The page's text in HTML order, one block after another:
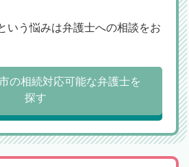
いう悩みは弁護士への相談をお
の相続対応可能な弁護士を
探す